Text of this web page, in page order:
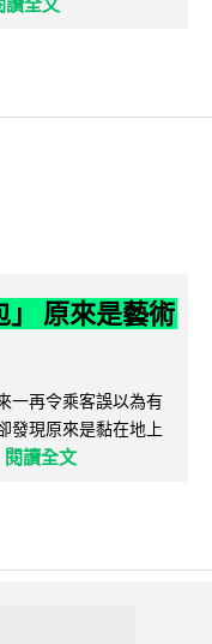
」 原來是藝術
一再令乘客誤以為有
發現原來是黏在地上
閱讀全文